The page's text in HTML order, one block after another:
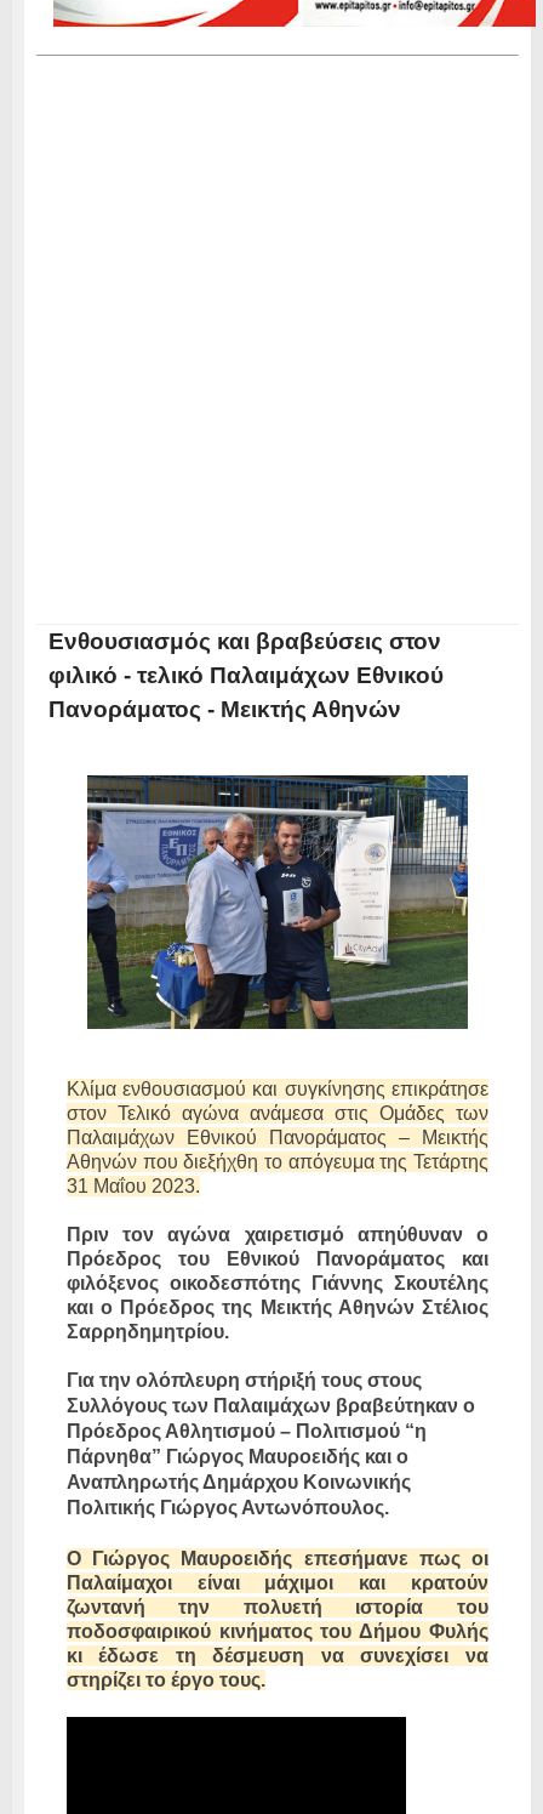
Ενθουσιασμός και βραβεύσεις στον
φιλικό - τελικό Παλαιμάχων Εθνικού
Πανοράματος - Μεικτής Αθηνών
Κλίμα ενθουσιασμού και συγκίνησης επικράτησε
στον Τελικό αγώνα ανάμεσα στις Ομάδες των
Παλαιμάχων Εθνικού Πανοράματος – Μεικτής
Αθηνών που διεξήχθη το απόγευμα της Τετάρτης
31 Μαΐου 2023.
Πριν τον αγώνα χαιρετισμό απηύθυναν ο
Πρόεδρος του Εθνικού Πανοράματος και
φιλόξενος οικοδεσπότης Γιάννης Σκουτέλης
και ο Πρόεδρος της Μεικτής Αθηνών Στέλιος
Σαρρηδημητρίου.
Για την ολόπλευρη στήριξή τους στους
Συλλόγους των Παλαιμάχων βραβεύτηκαν ο
Πρόεδρος Αθλητισμού – Πολιτισμού “η
Πάρνηθα” Γιώργος Μαυροειδής και ο
Αναπληρωτής Δημάρχου Κοινωνικής
Πολιτικής Γιώργος Αντωνόπουλος.
Ο Γιώργος Μαυροειδής επεσήμανε πως οι
Παλαίμαχοι είναι μάχιμοι και κρατούν
ζωντανή την πολυετή ιστορία του
ποδοσφαιρικού κινήματος του Δήμου Φυλής
κι έδωσε τη δέσμευση να συνεχίσει να
στηρίζει το έργο τους.